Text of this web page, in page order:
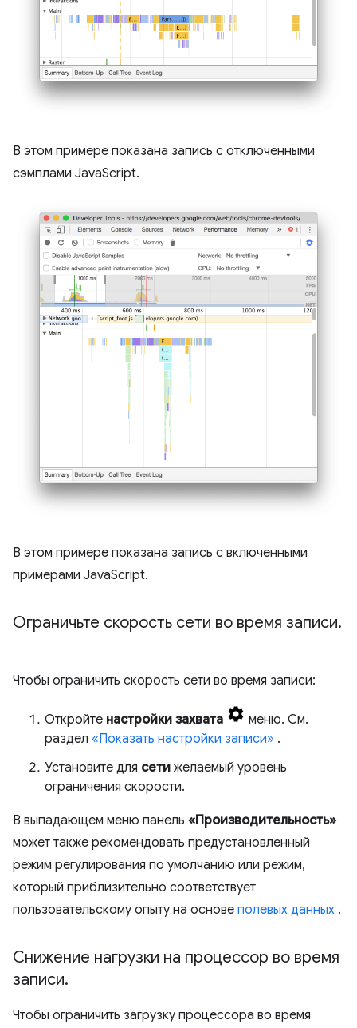
В этом примере показана запись с отключенными
сэмплами JavaScript.
В этом примере показана запись с включенными
примерами JavaScript.
Ограничьте скорость сети во время записи.
Чтобы ограничить скорость сети во время записи:
Откройте настройки захвата
меню. См.
раздел «Показать настройки записи» .
Установите для сети желаемый уровень
ограничения скорости.
В выпадающем меню панель «Производительность»
может также рекомендовать предустановленный
режим регулирования по умолчанию или режим,
который приблизительно соответствует
пользовательскому опыту на основе полевых данных .
Снижение нагрузки на процессор во время
записи.
Чтобы ограничить загрузку процессора во время